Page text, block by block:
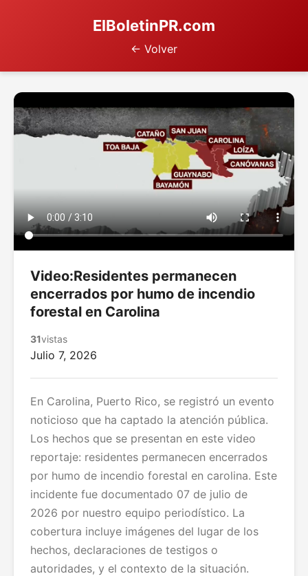
ElBoletinPR.com
← Volver
Video:Residentes permanecen
encerrados por humo de incendio
forestal en Carolina
31vistas
Julio 7, 2026
En Carolina, Puerto Rico, se registró un evento
noticioso que ha captado la atención pública.
Los hechos que se presentan en este video
reportaje: residentes permanecen encerrados
por humo de incendio forestal en carolina. Este
incidente fue documentado 07 de julio de
2026 por nuestro equipo periodístico. La
cobertura incluye imágenes del lugar de los
hechos, declaraciones de testigos o
autoridades, y el contexto de la situación.